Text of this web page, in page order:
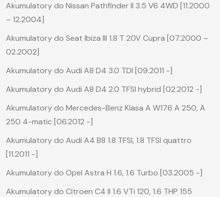
Akumulatory do Nissan Pathfinder II 3.5 V6 4WD [11.2000
– 12.2004]
Akumulatory do Seat Ibiza III 1.8 T 20V Cupra [07.2000 –
02.2002]
Akumulatory do Audi A8 D4 3.0 TDI [09.2011 -]
Akumulatory do Audi A8 D4 2.0 TFSI hybrid [02.2012 -]
Akumulatory do Mercedes-Benz Klasa A W176 A 250, A
250 4-matic [06.2012 -]
Akumulatory do Audi A4 B8 1.8 TFSI, 1.8 TFSI quattro
[11.2011 -]
Akumulatory do Opel Astra H 1.6, 1.6 Turbo [03.2005 -]
Akumulatory do Citroen C4 II 1.6 VTi 120, 1.6 THP 155